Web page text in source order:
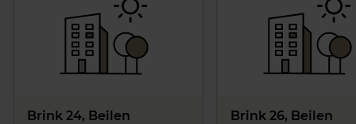
Brink 24, Beilen Brink 26, Beilen